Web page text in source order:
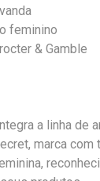
feminino
& Gamble
a linha de
marca com